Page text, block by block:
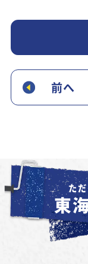
前へ
た
東